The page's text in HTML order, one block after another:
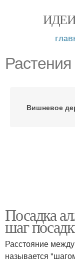
Вишневое
Посадка
шаг
Расстояние
называется